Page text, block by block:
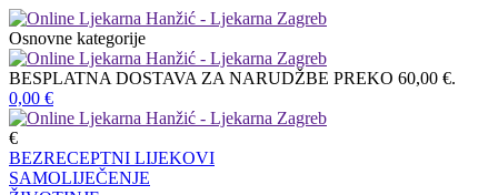
Osnovne kategorije
BESPLATNA DOSTAVA ZA NARUDŽBE PREKO 60,00 €.
0,00 €
€
BEZRECEPTNI LIJEKOVI
SAMOLIJEČENJE